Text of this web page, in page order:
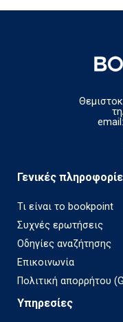
Γενικές
Τι είναι το bookpoint
Συχνές ερωτήσεις
Οδηγίες αναζήτησης
Επικοινωνία
Πολιτική απορρήτου
Υπηρεσίες